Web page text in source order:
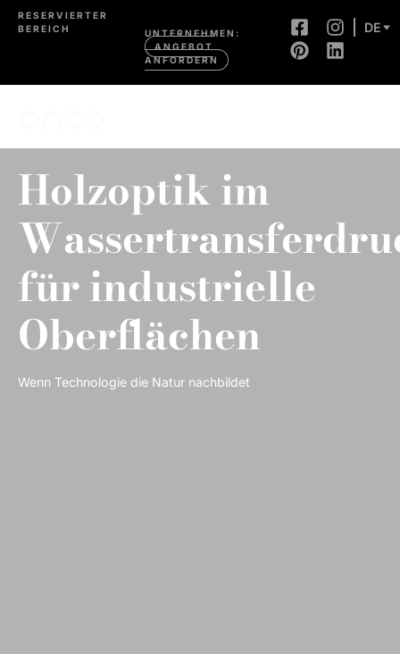
RESERVIERTER
BEREICH
UNTERNEHMEN:
ANGEBOT
ANFORDERN
DE
Holzoptik im
für industrielle
Oberflächen
Wenn Technologie die Natur nachbildet